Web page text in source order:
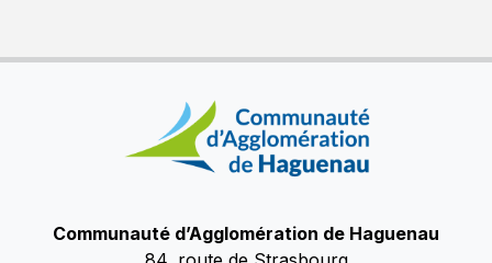
Communauté d’Agglomération de Haguenau